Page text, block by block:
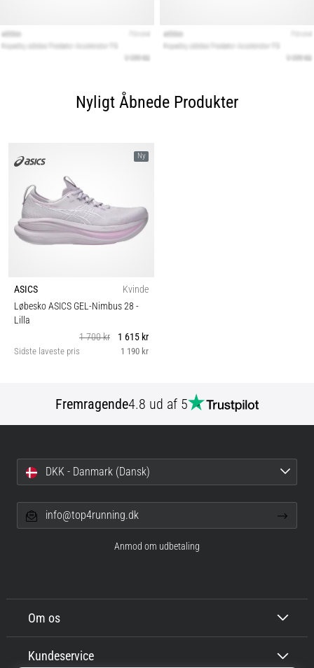
Nyligt Åbnede Produkter
Ny
ASICS
Kvinde
Løbesko ASICS GEL-Nimbus 28 -
Lilla
1 700 kr
1 615 kr
Sidste laveste pris 1 190 kr
Fremragende4.8 ud af 5
Om os
Kundeservice
DKK - Danmark (Dansk)
info@top4running.dk
Anmod om udbetaling